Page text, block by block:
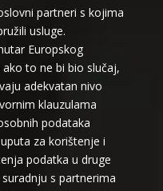
partneri s kojima
usluge.
Europskog
to ne bi bio slučaj,
adekvatan nivo
klauzulama
podataka
za korištenje i
podatka u druge
s partnerima